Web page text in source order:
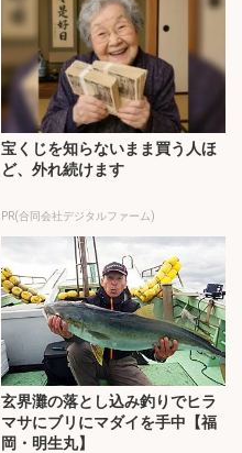
宝くじを知らないまま買う人ほ
ど、外れ続けます
PR(合同会社デジタルファーム)
玄界灘の落とし込み釣りでヒラ
マサにブリにマダイを手中【福
岡・明生丸】